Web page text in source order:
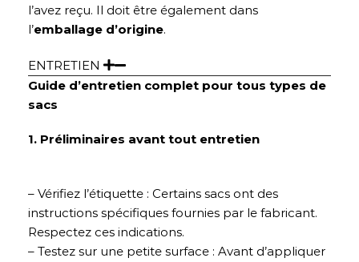
l’avez reçu. Il doit être également dans
l’emballage d’origine.
ENTRETIEN
Guide d’entretien complet pour tous types de
sacs
1. Préliminaires avant tout entretien
– Vérifiez l’étiquette : Certains sacs ont des
instructions spécifiques fournies par le fabricant.
Respectez ces indications.
– Testez sur une petite surface : Avant d’appliquer